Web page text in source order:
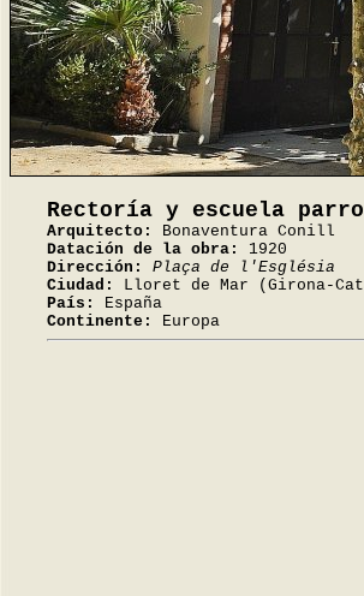
Rectoría y escuela
Arquitecto:
Bonaventura Conill
Datación de la obra:
1920
Dirección:
Plaça de l'Església
Ciudad:
Lloret de Mar (Girona-
País:
España
Continente:
Europa